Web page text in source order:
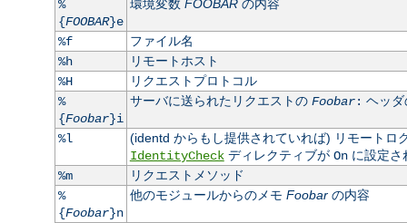
%
{FOOBAR}e
環境変数 FOOBARの内容
%f
ファイル名
%h
リモートホスト
%H
リクエストプロトコル
%
{Foobar}i
サーバに送られたリクエストの Foobar: ヘッ
%l
(identd からもし提供されていれば) リモートロ
IdentityCheckディレクティブが Onに設定さ
%m
リクエストメソッド
%
{Foobar}n
他のモジュールからのメモ Foobarの内容